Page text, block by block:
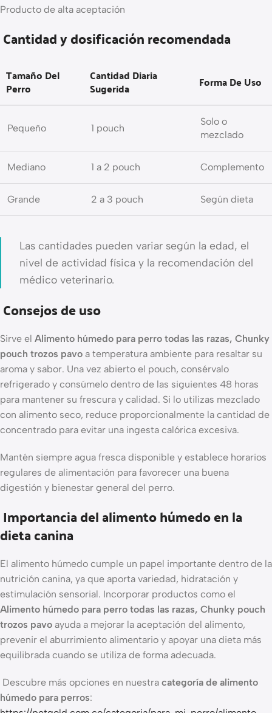
Producto de alta aceptación
Cantidad y dosificación recomendada
Tamaño Del
Perro
Cantidad Diaria
Sugerida Forma De Uso
Pequeño 1 pouch
Solo o
mezclado
Mediano 1 a 2 pouch Complemento
Grande 2 a 3 pouch Según dieta
Las cantidades pueden variar según la edad, el
nivel de actividad física y la recomendación del
médico veterinario.
Consejos de uso
Sirve el Alimento húmedo para perro todas las razas, Chunky
pouch trozos pavo a temperatura ambiente para resaltar su
aroma y sabor. Una vez abierto el pouch, consérvalo
refrigerado y consúmelo dentro de las siguientes 48 horas
para mantener su frescura y calidad. Si lo utilizas mezclado
con alimento seco, reduce proporcionalmente la cantidad de
concentrado para evitar una ingesta calórica excesiva.
Mantén siempre agua fresca disponible y establece horarios
regulares de alimentación para favorecer una buena
digestión y bienestar general del perro.
Importancia del alimento húmedo en la
dieta canina
El alimento húmedo cumple un papel importante dentro de la
nutrición canina, ya que aporta variedad, hidratación y
estimulación sensorial. Incorporar productos como el
Alimento húmedo para perro todas las razas, Chunky pouch
trozos pavo ayuda a mejorar la aceptación del alimento,
prevenir el aburrimiento alimentario y apoyar una dieta más
equilibrada cuando se utiliza de forma adecuada.
Descubre más opciones en nuestra categoría de alimento
húmedo para perros: